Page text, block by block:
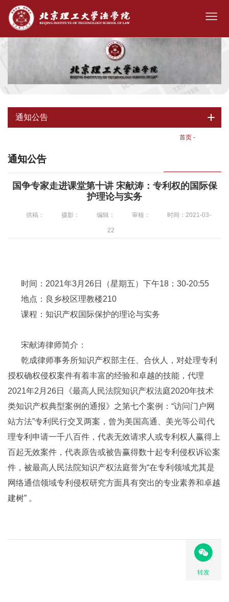
通知公告
首页 -
通知公告
国争专家走进课堂第十讲 宋献涛：专利权的国际保
护理论与实务
供稿： 摄影： 编辑： 审核： 时间：2021-03-
22
时间：2021年3月26日（星期五）下午18：30-20:55
地点：良乡校区理教楼210
课程：知识产权国际保护的理论与实务
宋献涛律师简介：
乾成律师事务所知识产权部主任、合伙人，对处理专利
授权确权侵权案件有着丰富的经验和卓越的技能，代理
2021年2月26日《最高人民法院知识产权法庭2020年技术
类知识产权典型案例的通报》之第七个案例：“访问门户网
站方法”专利民行交叉两案，曾为美国高通、美光等公司代
理专利申请一千八百件，代表无效请求人或专利权人赢得上
百起无效案件，代表原告或被告赢得数十起专利侵权诉讼案
件，被最高人民法院知识产权法庭誉为“在专利领域尤其是
网络通信领域专利侵权研究方面具有突出的专业素养和卓越
建树” 。
转发